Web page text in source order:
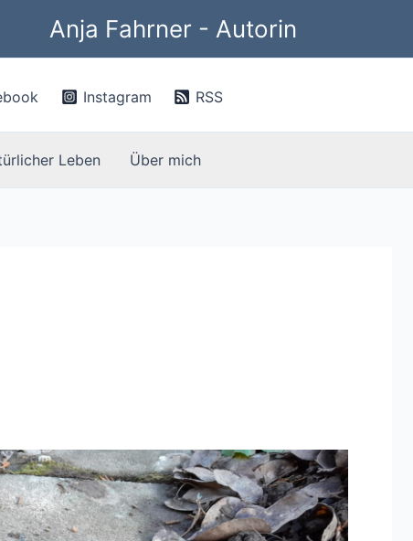
Anja Fahrner - Autorin
Instagram RSS
Leben Über mich